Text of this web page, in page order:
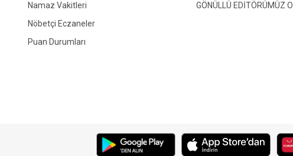
Namaz Vakitleri
Nöbetçi Eczaneler
Puan Durumları
GÖNÜLLÜ EDİTÖRÜMÜZ OL